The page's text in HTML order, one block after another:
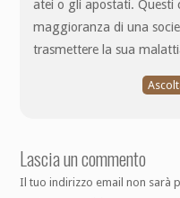
atei o gli apostati. Questi
maggioranza di una
trasmettere la sua
Lascia un commento
Il tuo indirizzo email non sarà